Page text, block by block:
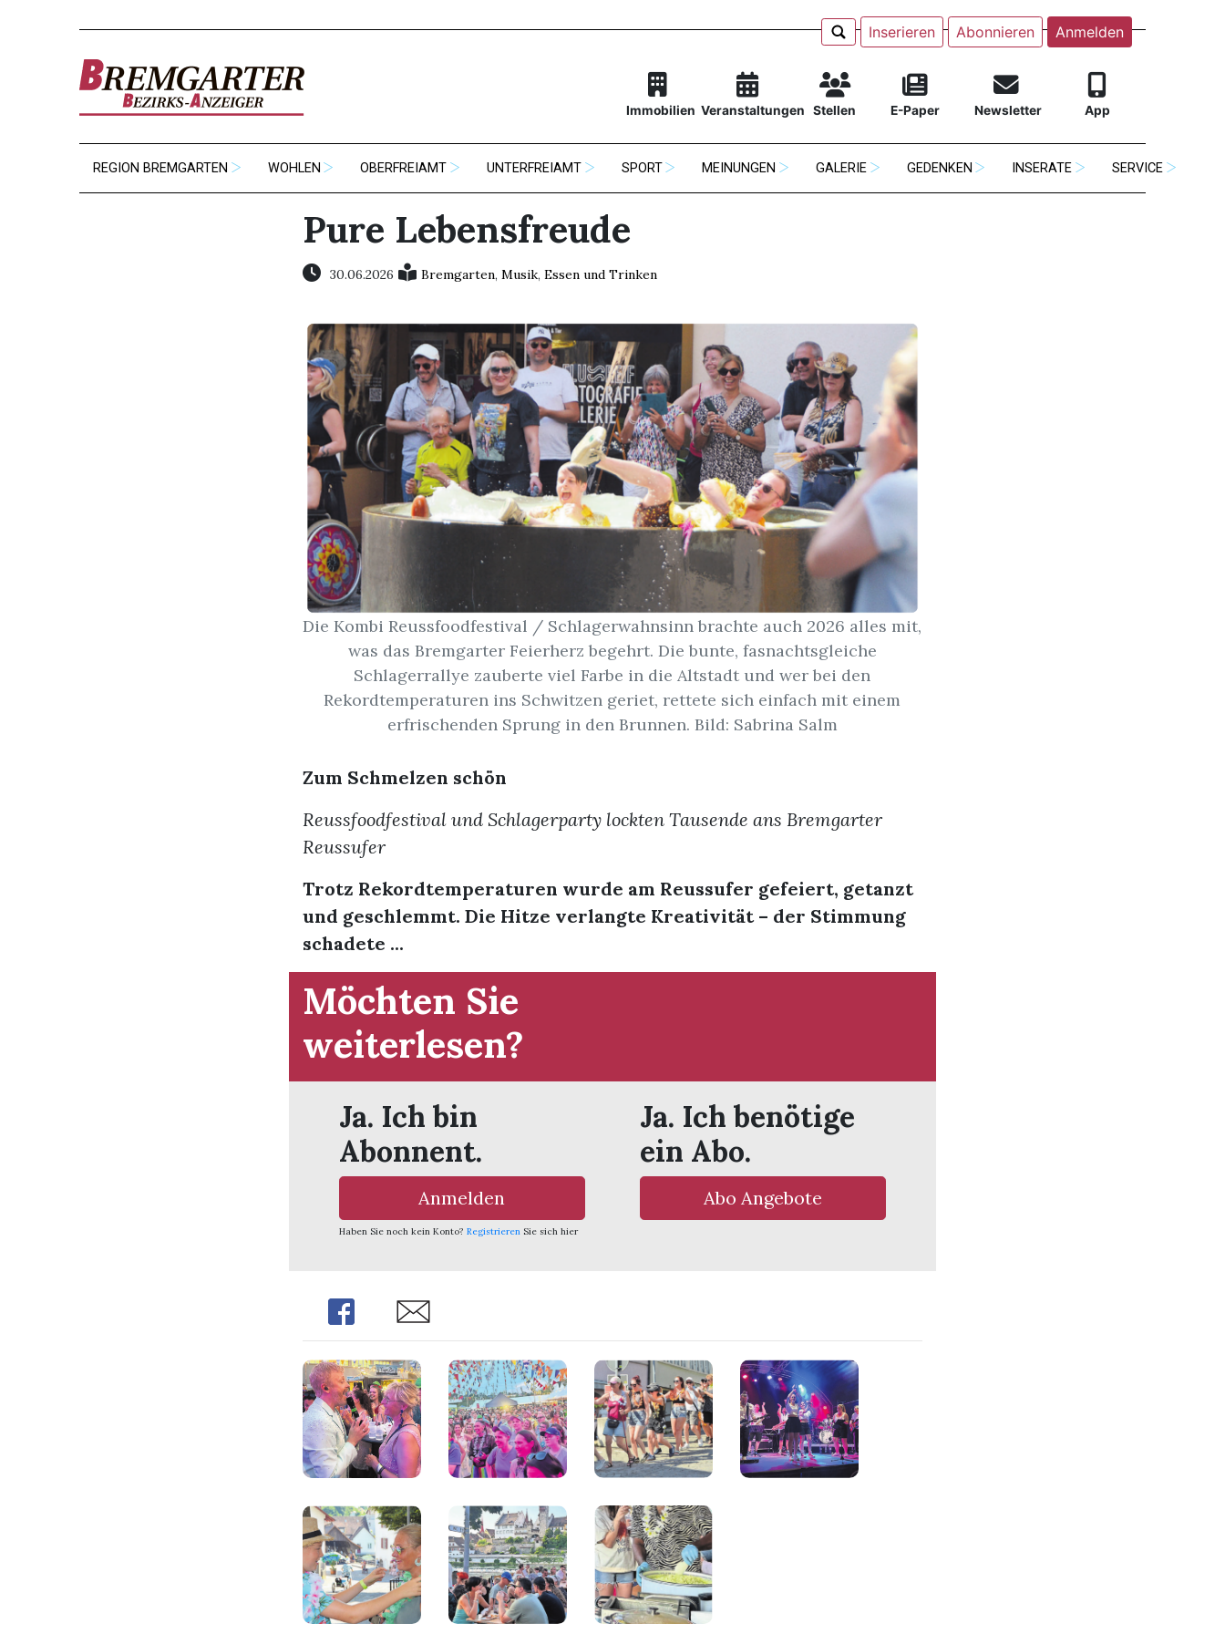
Inserieren Abonnieren Anmelden
Immobilien Veranstaltungen Stellen E-Paper Newsletter App
REGION BREMGARTEN WOHLEN OBERFREIAMT UNTERFREIAMT SPORT MEINUNGEN GALERIE GEDENKEN INSERATE SERVICE
Pure Lebensfreude
30.06.2026 Bremgarten, Musik, Essen und Trinken
Die Kombi Reussfoodfestival / Schlagerwahnsinn brachte auch 2026 alles mit,
was das Bremgarter Feierherz begehrt. Die bunte, fasnachtsgleiche
Schlagerrallye zauberte viel Farbe in die Altstadt und wer bei den
Rekordtemperaturen ins Schwitzen geriet, rettete sich einfach mit einem
erfrischenden Sprung in den Brunnen. Bild: Sabrina Salm
Zum Schmelzen schön
Reussfoodfestival und Schlagerparty lockten Tausende ans Bremgarter
Reussufer
Trotz Rekordtemperaturen wurde am Reussufer gefeiert, getanzt
und geschlemmt. Die Hitze verlangte Kreativität – der Stimmung
schadete ...
Möchten Sie
weiterlesen?
Ja. Ich bin
Abonnent.
Anmelden
Haben Sie noch kein Konto? Registrieren Sie sich hier
Ja. Ich benötige
ein Abo.
Abo Angebote
Share Share